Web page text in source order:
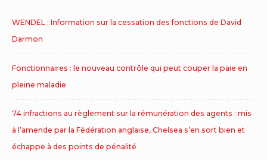
WENDEL : Information sur la cessation des fonctions de David
Darmon
Fonctionnaires : le nouveau contrôle qui peut couper la paie en
pleine maladie
74 infractions au règlement sur la rémunération des agents : mis
à l’amende par la Fédération anglaise, Chelsea s’en sort bien et
échappe à des points de pénalité